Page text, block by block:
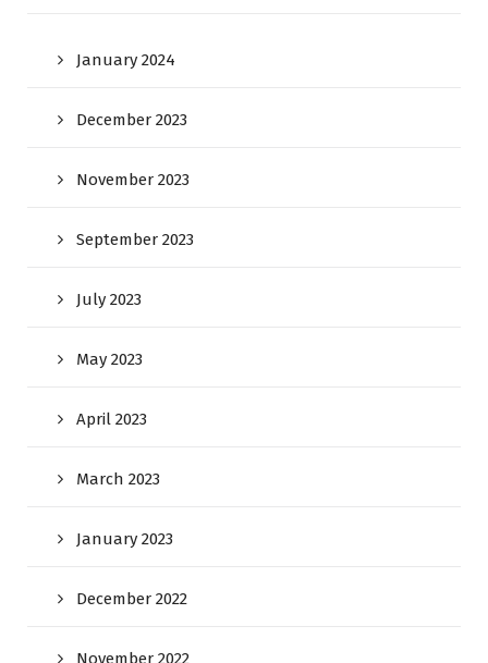
January 2024
December 2023
November 2023
September 2023
July 2023
May 2023
April 2023
March 2023
January 2023
December 2022
November 2022